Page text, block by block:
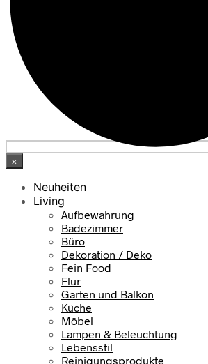
×
Neuheiten
Living
Aufbewahrung
Badezimmer
Büro
Dekoration / Deko
Fein Food
Flur
Garten und Balkon
Küche
Möbel
Lampen & Beleuchtung
Lebensstil
Reinigungsprodukte